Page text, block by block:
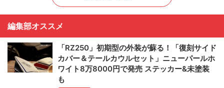
編集部オススメ
「RZ250」初期型の外装が蘇る！「復刻サイド
カバー＆テールカウルセット」ニューパールホ
ワイト8万8000円で発売 ステッカー&未塗装
も